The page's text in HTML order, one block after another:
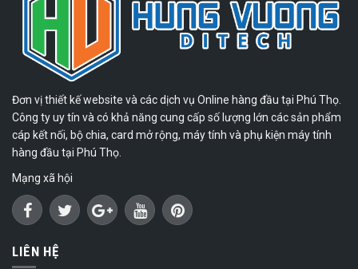
Đơn vị thiết kế website và các dịch vụ Online hàng đầu tại Phú Thọ.
Công ty uy tín và có khả năng cung cấp số lượng lớn các sản phẩm
cáp kết nối, bộ chia, card mở rộng, máy tính và phụ kiện máy tính
hàng đầu tại Phú Thọ.
Mạng xã hội
LIÊN HỆ